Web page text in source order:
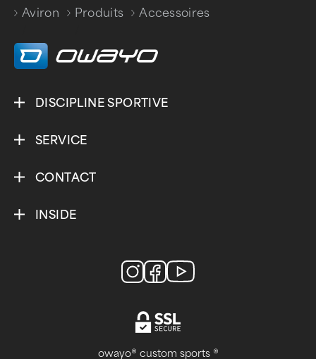
Aviron
Produits
Accessoires
DISCIPLINE SPORTIVE
SERVICE
CONTACT
INSIDE
owayo® custom sports ®